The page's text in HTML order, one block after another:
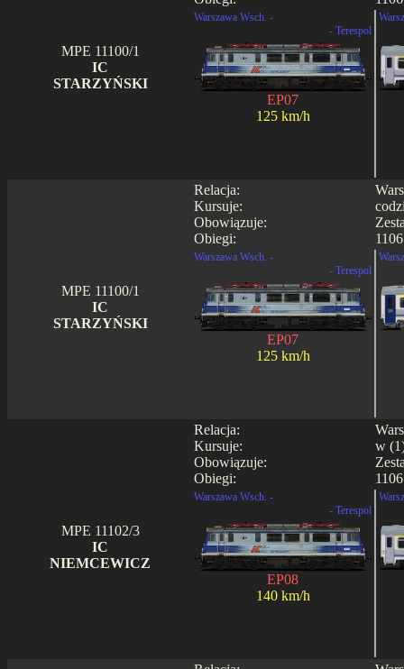
MPE 11100/1
IC
STARZYŃSKI
Warszawa Wsch. -
- Terespol
EP07
125 km/h
Relacja:
Kursuje:
Obowiązuje:
Obiegi:
MPE 11100/1
IC
STARZYŃSKI
Warszawa Wsch. -
- Terespol
EP07
125 km/h
Relacja:
Kursuje:
Obowiązuje:
Obiegi:
w
MPE 11102/3
IC
NIEMCEWICZ
Warszawa Wsch. -
- Terespol
EP08
140 km/h